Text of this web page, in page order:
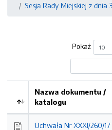
Sesja Rady Miejskiej z dnia
Pokaż
Nazwa dokumentu /
katalogu
Uchwała Nr XXXI/260/